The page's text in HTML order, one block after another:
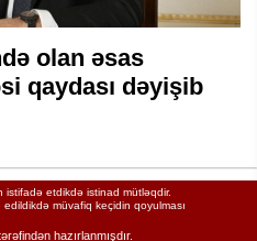
olan əsas
qaydası dəyişib
istifadə etdikdə istinad mütləqdir.
müvafiq keçidin qoyulması
hazırlanmışdır.